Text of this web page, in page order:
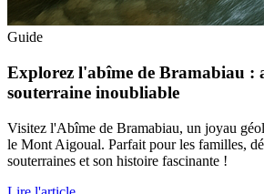
Guide
Explorez l'abîme de Bramabiau :
souterraine inoubliable
Visitez l'Abîme de Bramabiau, un joyau
le Mont Aigoual. Parfait pour les familles,
souterraines et son histoire fascinante !